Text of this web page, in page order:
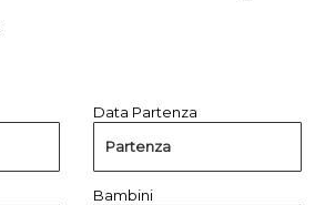
Data Partenza
Partenza
Bambini